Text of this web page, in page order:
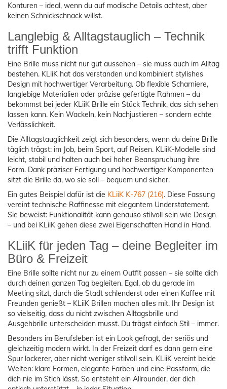
Konturen – ideal, wenn du auf modische Details achtest, aber
keinen Schnickschnack willst.
Langlebig & Alltagstauglich – Technik
trifft Funktion
Eine Brille muss nicht nur gut aussehen – sie muss auch im Alltag
bestehen. KLiiK hat das verstanden und kombiniert stylishes
Design mit hochwertiger Verarbeitung. Ob flexible Scharniere,
langlebige Materialien oder präzise gefertigte Rahmen – du
bekommst bei jeder KLiiK Brille ein Stück Technik, das sich sehen
lassen kann. Kein Wackeln, kein Nachjustieren – sondern echte
Verlässlichkeit.
Die Alltagstauglichkeit zeigt sich besonders, wenn du deine Brille
täglich trägst: im Job, beim Sport, auf Reisen. KLiiK-Modelle sind
leicht, stabil und halten auch bei hoher Beanspruchung ihre
Form. Dank präziser Fertigung und hochwertiger Komponenten
sitzt die Brille da, wo sie soll – bequem und sicher.
Ein gutes Beispiel dafür ist die KLiiK K-767 (216). Diese Fassung
vereint technische Raffinesse mit elegantem Understatement.
Sie beweist: Funktionalität kann genauso stilvoll sein wie Design
– und bei KLiiK gehen diese zwei Eigenschaften Hand in Hand.
KLiiK für jeden Tag – deine Begleiter im
Büro & Freizeit
Eine Brille sollte nicht nur zu einem Outfit passen – sie sollte dich
durch deinen ganzen Tag begleiten. Egal, ob du gerade im
Meeting sitzt, durch die Stadt schlenderst oder einen Kaffee mit
Freunden genießt – KLiiK Brillen machen alles mit. Ihr Design ist
so vielseitig, dass du nicht zwischen Alltagsbrille und
Ausgehbrille unterscheiden musst. Du trägst einfach Stil – immer.
Besonders im Berufsleben ist ein Look gefragt, der seriös und
gleichzeitig modern wirkt. In der Freizeit darf es dann gern eine
Spur lockerer, aber nicht weniger stilvoll sein. KLiiK vereint beide
Welten: klare Formen, elegante Farben und eine Passform, die
dich nie im Stich lässt. So entsteht ein Allrounder, der dich